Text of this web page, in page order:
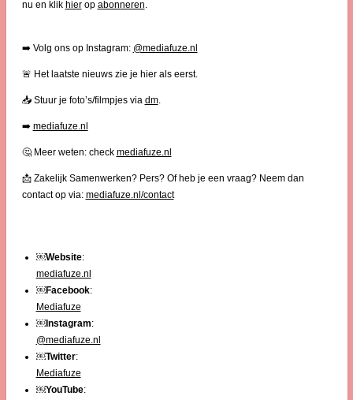
nu en klik hierop abonneren.
➡️ Volg ons op Instagram: @mediafuze.nl
🚨 Het laatste nieuws zie je hier als eerst.
📥 Stuur je foto’s/filmpjes via dm.
➡️ mediafuze.nl
🤔 Meer weten: check mediafuze.nl
📩 Zakelijk Samenwerken? Pers? Of heb je een vraag? Neem dan
contact op via: mediafuze.nl/contact
￼Website:
mediafuze.nl
￼Facebook:
Mediafuze
￼Instagram:
@mediafuze.nl
￼Twitter:
Mediafuze
￼YouTube: